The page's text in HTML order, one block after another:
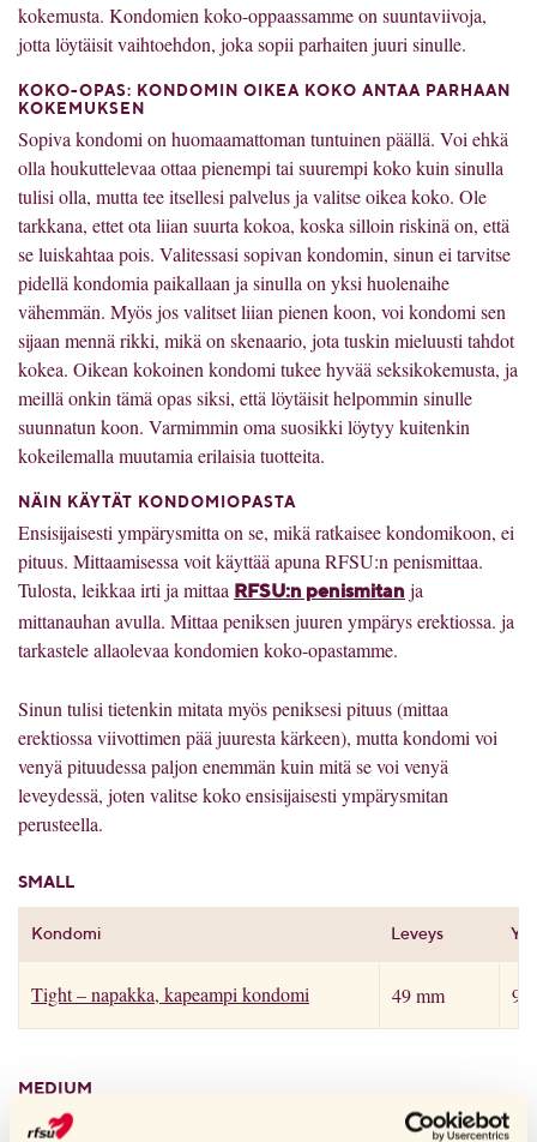
kokemusta. Kondomien koko-oppaassamme on suuntaviivoja,
jotta löytäisit vaihtoehdon, joka sopii parhaiten juuri sinulle.
KOKO-OPAS: KONDOMIN OIKEA KOKO ANTAA PARHAAN
KOKEMUKSEN
Sopiva kondomi on huomaamattoman tuntuinen päällä. Voi ehkä
olla houkuttelevaa ottaa pienempi tai suurempi koko kuin sinulla
tulisi olla, mutta tee itsellesi palvelus ja valitse oikea koko. Ole
tarkkana, ettet ota liian suurta kokoa, koska silloin riskinä on, että
se luiskahtaa pois. Valitessasi sopivan kondomin, sinun ei tarvitse
pidellä kondomia paikallaan ja sinulla on yksi huolenaihe
vähemmän. Myös jos valitset liian pienen koon, voi kondomi sen
sijaan mennä rikki, mikä on skenaario, jota tuskin mieluusti tahdot
kokea. Oikean kokoinen kondomi tukee hyvää seksikokemusta, ja
meillä onkin tämä opas siksi, että löytäisit helpommin sinulle
suunnatun koon. Varmimmin oma suosikki löytyy kuitenkin
kokeilemalla muutamia erilaisia tuotteita.
NÄIN KÄYTÄT KONDOMIOPASTA
Ensisijaisesti ympärysmitta on se, mikä ratkaisee kondomikoon, ei
pituus. Mittaamisessa voit käyttää apuna RFSU:n penismittaa.
Tulosta, leikkaa irti ja mittaa RFSU:n penismitan ja
mittanauhan avulla. Mittaa peniksen juuren ympärys erektiossa. ja
tarkastele allaolevaa kondomien koko-opastamme.
Sinun tulisi tietenkin mitata myös peniksesi pituus (mittaa
erektiossa viivottimen pää juuresta kärkeen), mutta kondomi voi
venyä pituudessa paljon enemmän kuin mitä se voi venyä
leveydessä, joten valitse koko ensisijaisesti ympärysmitan
perusteella.
SMALL
Kondomi Leveys
Tight – napakka, kapeampi kondomi 49 mm 98
MEDIUM